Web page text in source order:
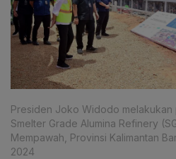
Presiden Joko Widodo melakukan
Smelter Grade Alumina Refinery
Mempawah, Provinsi Kalimantan
2024